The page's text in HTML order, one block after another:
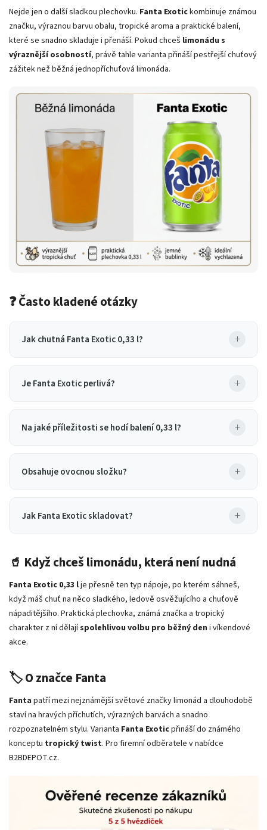
Nejde jen o další sladkou plechovku. Fanta Exotickombinuje známou
značku, výraznou barvu obalu, tropické aroma a praktické balení,
které se snadno skladuje i přenáší. Pokud chceš limonádu s
výraznější osobností, právě tahle varianta přináší pestřejší chuťový
zážitek než běžná jednopříchuťová limonáda.
❓ Často kladené otázky
Jak chutná Fanta Exotic 0,33 l? +
Je Fanta Exotic perlivá? +
Na jaké příležitosti se hodí balení 0,33 l? +
Obsahuje ovocnou složku? +
Jak Fanta Exotic skladovat? +
🥤 Když chceš limonádu, která není nudná
Fanta Exotic 0,33 lje přesně ten typ nápoje, po kterém sáhneš,
když máš chuť na něco sladkého, ledově osvěžujícího a chuťově
nápaditějšího. Praktická plechovka, známá značka a tropický
charakter z ní dělajíspolehlivou volbu pro běžný den i víkendové
akce.
🏷️ O značce Fanta
Fanta patří mezi nejznámější světové značky limonád a dlouhodobě
staví na hravých příchutích, výrazných barvách a snadno
rozpoznatelném stylu. Varianta Fanta Exoticpřináší do známého
konceptu tropický twist. Pro firemní odběratele v nabídce
B2BDEPOT.cz.